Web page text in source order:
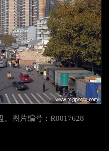
。图片编号：R0017628